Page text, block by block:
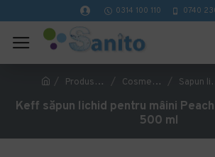
0314 100 110 0740
Produse Hoteliere Cosmetice Hoteliere Sapun lichid
Keff săpun lichid pentru mâini
500 ml